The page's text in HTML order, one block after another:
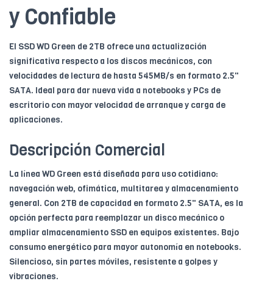
y Confiable
El SSD WD Green de 2TB ofrece una actualización
significativa respecto a los discos mecánicos, con
velocidades de lectura de hasta 545MB/s en formato 2.5"
SATA. Ideal para dar nueva vida a notebooks y PCs de
escritorio con mayor velocidad de arranque y carga de
aplicaciones.
Descripción Comercial
La línea WD Green está diseñada para uso cotidiano:
navegación web, ofimática, multitarea y almacenamiento
general. Con 2TB de capacidad en formato 2.5" SATA, es la
opción perfecta para reemplazar un disco mecánico o
ampliar almacenamiento SSD en equipos existentes. Bajo
consumo energético para mayor autonomía en notebooks.
Silencioso, sin partes móviles, resistente a golpes y
vibraciones.